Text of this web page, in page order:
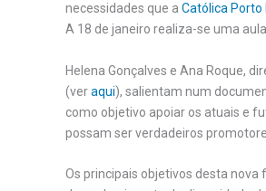
necessidades que a Católica Porto
A 18 de janeiro realiza-se uma
Helena Gonçalves e Ana Roque,
(veraqui), salientam num
como objetivo apoiar os atuais e
possam ser verdadeiros
Os principais objetivos desta